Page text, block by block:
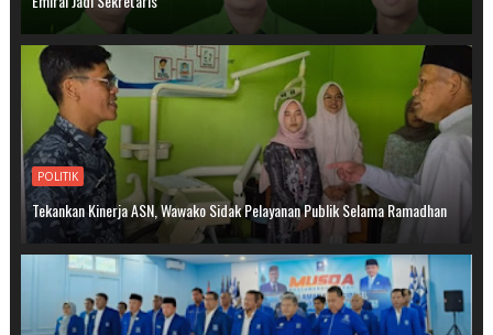
POLITIK
Tekankan Kinerja ASN, Wawako Sidak Pelayanan Publik Selama Ramadhan